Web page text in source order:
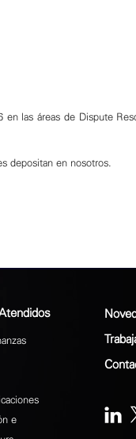
las áreas de Dispute
depositan en nosotros.
e